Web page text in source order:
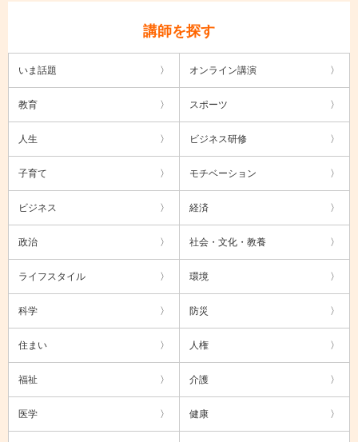
講師を探す
いま話題 オンライン講演
教育 スポーツ
人生 ビジネス研修
子育て モチベーション
ビジネス 経済
政治 社会・文化・教養
ライフスタイル 環境
科学 防災
住まい 人権
福祉 介護
医学 健康